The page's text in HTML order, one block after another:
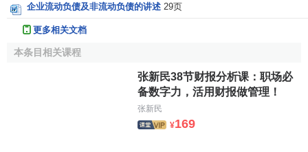
企业流动负债及非流动负债的讲述 29页
更多相关文档
本条目相关课程
张新民38节财报分析课：职场必
备数字力，活用财报做管理！
张新民
¥169